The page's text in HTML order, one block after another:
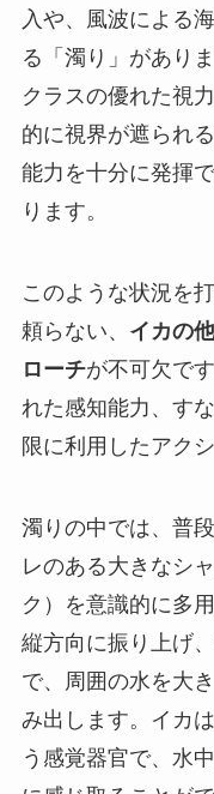
入や、風波による
る「濁り」があり
クラスの優れた視
的に視界が遮られ
能力を十分に発揮
ります。
このような状況を
頼らない、 イカの
ローチが不可欠で
れた感知能力、す
限に利用したアク
濁りの中では、普
レのある大きなシ
ク）
を意識的に多
縦方向に振り上げ
で、周囲の水を大
み出します。イカ
う感覚器官で、水